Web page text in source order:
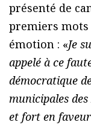
présenté de
premiers
émotion : «Je
appelé à ce
démocratique
municipales
et fort en